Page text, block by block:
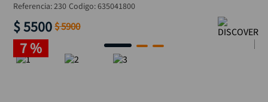
Referencia:230 Codigo:635041800
$5500 $5900
7 %
broca
sierra circular
hidrolavadora